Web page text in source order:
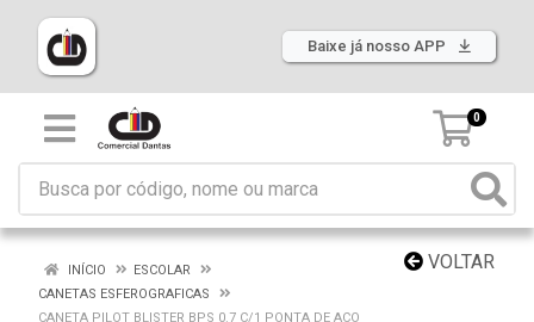
Baixe já nosso APP
0
VOLTAR
INÍCIO
ESCOLAR
CANETAS ESFEROGRAFICAS
CANETA PILOT BLISTER BPS 0.7 C/1 PONTA DE ACO